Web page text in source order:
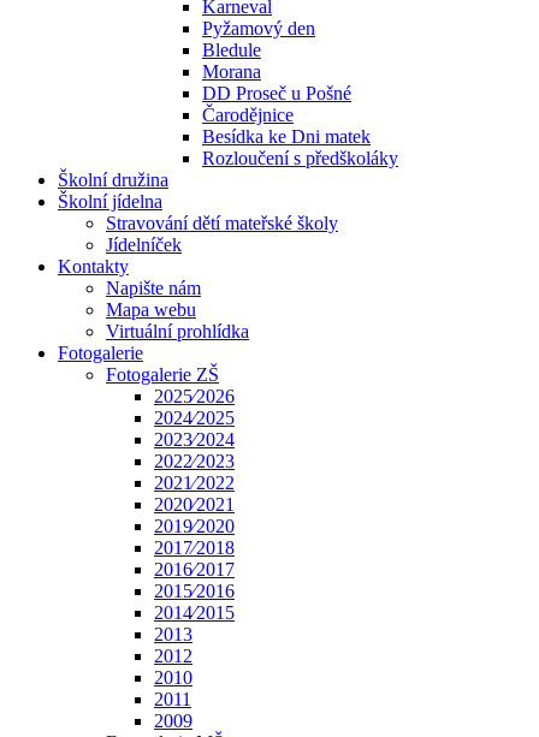
Karneval
Pyžamový den
Bledule
Morana
DD Proseč u Pošné
Čarodějnice
Besídka ke Dni matek
Rozloučení s předškoláky
Školní družina
Školní jídelna
Stravování dětí mateřské školy
Jídelníček
Kontakty
Napište nám
Mapa webu
Virtuální prohlídka
Fotogalerie
Fotogalerie ZŠ
2025⁄2026
2024⁄2025
2023⁄2024
2022⁄2023
2021⁄2022
2020⁄2021
2019⁄2020
2017⁄2018
2016⁄2017
2015⁄2016
2014⁄2015
2013
2012
2010
2011
2009